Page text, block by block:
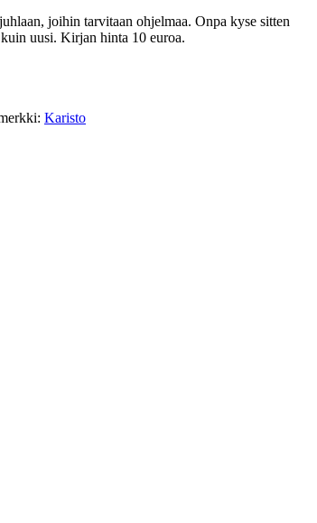
joihin tarvitaan ohjelmaa. Onpa kyse sitten
uusi. Kirjan hinta 10 euroa.
Karisto